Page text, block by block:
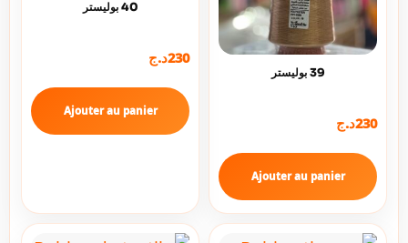
39 بوليستر
230د.ج
Ajouter au panier
40 بوليستر
230د.ج
Ajouter au panier